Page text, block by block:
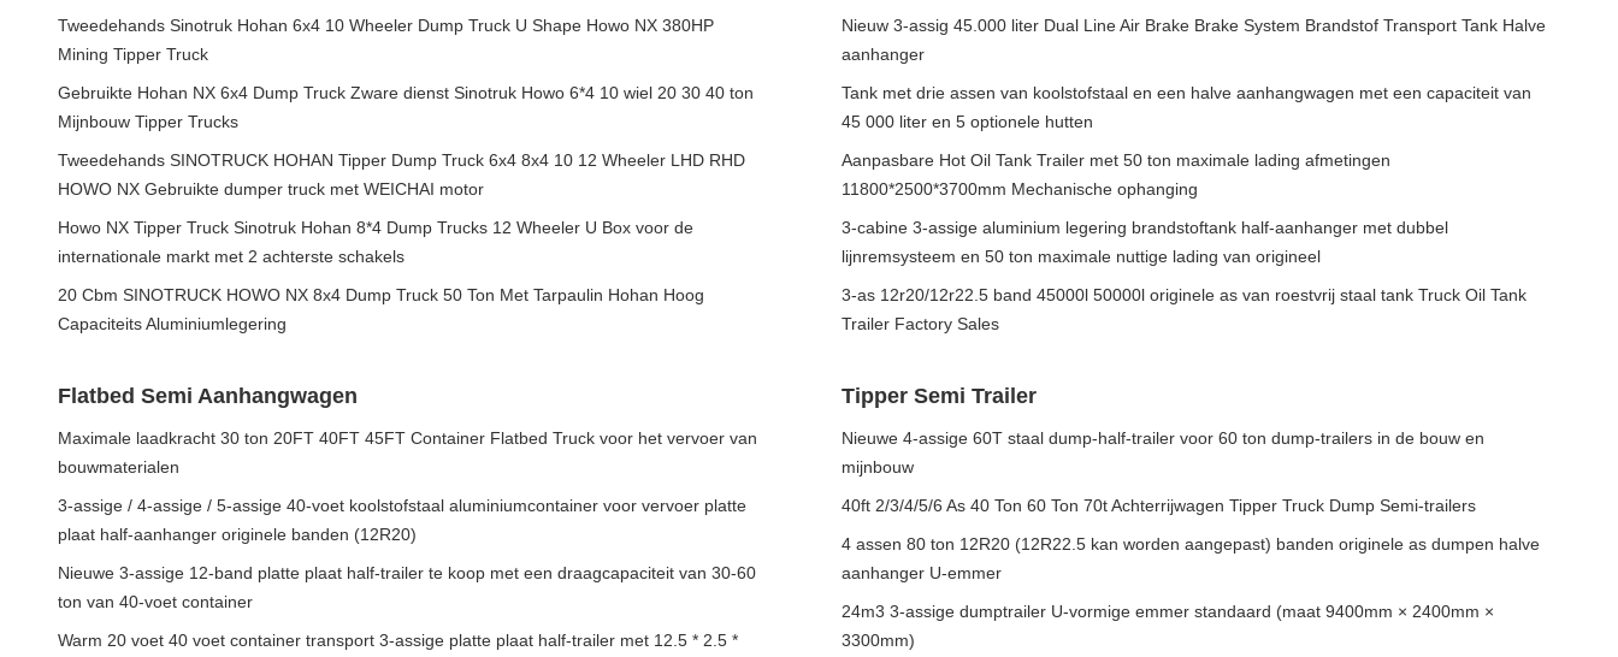
Tweedehands Sinotruk Hohan 6x4 10 Wheeler Dump Truck U Shape Howo NX 380HP
Mining Tipper Truck
Gebruikte Hohan NX 6x4 Dump Truck Zware dienst Sinotruk Howo 6*4 10 wiel 20 30 40 ton
Mijnbouw Tipper Trucks
Tweedehands SINOTRUCK HOHAN Tipper Dump Truck 6x4 8x4 10 12 Wheeler LHD RHD
HOWO NX Gebruikte dumper truck met WEICHAI motor
Howo NX Tipper Truck Sinotruk Hohan 8*4 Dump Trucks 12 Wheeler U Box voor de
internationale markt met 2 achterste schakels
20 Cbm SINOTRUCK HOWO NX 8x4 Dump Truck 50 Ton Met Tarpaulin Hohan Hoog
Capaciteits Aluminiumlegering
Nieuw 3-assig 45.000 liter Dual Line Air Brake Brake System Brandstof Transport Tank Halve
aanhanger
Tank met drie assen van koolstofstaal en een halve aanhangwagen met een capaciteit van
45 000 liter en 5 optionele hutten
Aanpasbare Hot Oil Tank Trailer met 50 ton maximale lading afmetingen
11800*2500*3700mm Mechanische ophanging
3-cabine 3-assige aluminium legering brandstoftank half-aanhanger met dubbel
lijnremsysteem en 50 ton maximale nuttige lading van origineel
3-as 12r20/12r22.5 band 45000l 50000l originele as van roestvrij staal tank Truck Oil Tank
Trailer Factory Sales
Flatbed Semi Aanhangwagen
Maximale laadkracht 30 ton 20FT 40FT 45FT Container Flatbed Truck voor het vervoer van
bouwmaterialen
3-assige / 4-assige / 5-assige 40-voet koolstofstaal aluminiumcontainer voor vervoer platte
plaat half-aanhanger originele banden (12R20)
Nieuwe 3-assige 12-band platte plaat half-trailer te koop met een draagcapaciteit van 30-60
ton van 40-voet container
Warm 20 voet 40 voet container transport 3-assige platte plaat half-trailer met 12.5 * 2.5 *
Tipper Semi Trailer
Nieuwe 4-assige 60T staal dump-half-trailer voor 60 ton dump-trailers in de bouw en
mijnbouw
40ft 2/3/4/5/6 As 40 Ton 60 Ton 70t Achterrijwagen Tipper Truck Dump Semi-trailers
4 assen 80 ton 12R20 (12R22.5 kan worden aangepast) banden originele as dumpen halve
aanhanger U-emmer
24m3 3-assige dumptrailer U-vormige emmer standaard (maat 9400mm × 2400mm ×
3300mm)